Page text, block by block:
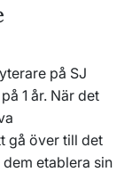
på SJ
1 år. När det
gå över till det
etablera sin